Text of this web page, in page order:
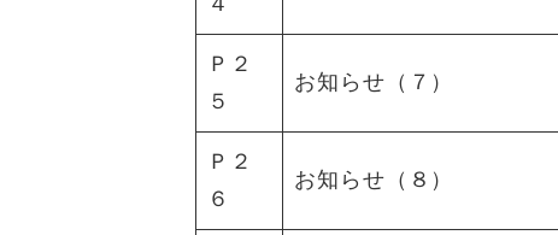
Ｐ２
５
お知らせ（７）
Ｐ２
６
お知らせ（８）